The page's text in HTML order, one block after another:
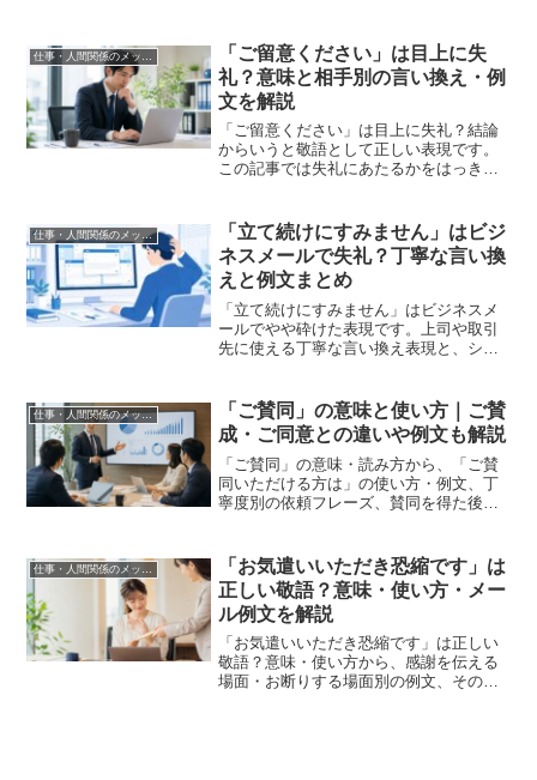
理由についてどのように説明するか、多
くの人が悩んでいます。この...
「ご留意ください」は目上に失
礼？意味と相手別の言い換え・例
文を解説
「ご留意ください」は目上に失礼？結論
からいうと敬語として正しい表現です。
この記事では失礼にあたるかをはっきり
スメール例文をわかりやすく紹介しま
す。
仕事・人間関係のメッセージ
「立て続けにすみません」はビジ
ネスメールで失礼？丁寧な言い換
えと例文まとめ
「立て続けにすみません」はビジネスメ
ールでやや砕けた表現です。上司や取引
先に使える丁寧な言い換え表現と、シー
仕事・人間関係のメッセージ
「ご賛同」の意味と使い方｜ご賛
成・ご同意との違いや例文も解説
「ご賛同」の意味・読み方から、「ご賛
同いただける方は」の使い方・例文、丁
寧度別の依頼フレーズ、賛同を得た後の
めました。
「お気遣いいただき恐縮です」は
正しい敬語？意味・使い方・メー
ル例文を解説
「お気遣いいただき恐縮です」は正しい
敬語？意味・使い方から、感謝を伝える
場面・お断りする場面別の例文、そのま